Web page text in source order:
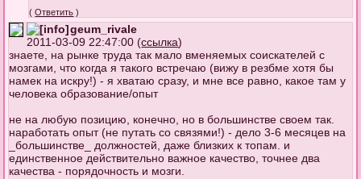
(Ответить )
geum_rivale
2011-03-09 22:47:00 (ссылка)
знаете, на рынке труда так мало вменяемых соискателей с
мозгами, что когда я такого встречаю (вижу в резбме хотя бы
намек на искру!) - я хватаю сразу, и мне все равно, какое там у
человека образование/опыт
не на любую позицию, конечно, но в большинстве своем так.
наработать опыт (не путать со связями!) - дело 3-6 месяцев на
_большинстве_ должностей, даже близких к топам. и
единственное действительно важное качество, точнее два
качества - порядочность и мозги.